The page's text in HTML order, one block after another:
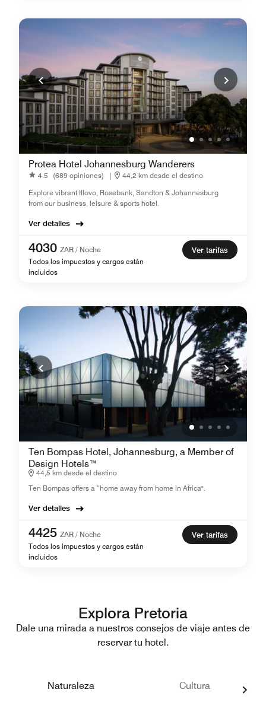
Protea Hotel Johannesburg Wanderers
4.5 (689 opiniones) |
44,2 km desde el destino
Explore vibrant IIlovo, Rosebank, Sandton & Johannesburg
from our business, leisure & sports hotel.
Ver detalles
4030 ZAR / Noche
Todos los impuestos y cargos están
incluidos
Ver tarifas
Ten Bompas Hotel, Johannesburg, a Member of
Design Hotels™
44,5 km desde el destino
Ten Bompas offers a “home away from home in Africa".
Ver detalles
4425 ZAR / Noche
Todos los impuestos y cargos están
incluidos
Ver tarifas
Explora Pretoria
Dale una mirada a nuestros consejos de viaje antes de
reservar tu hotel.
Naturaleza Cultura